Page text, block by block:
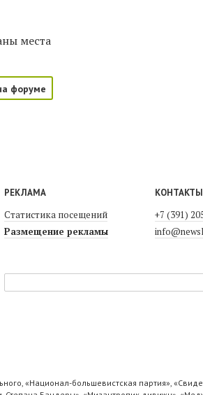
места
форуме
РЕКЛАМА
Статистика посещений
Размещение рекламы
КОНТАКТЫ
+7 (391)
«Национал-большевистская партия»,